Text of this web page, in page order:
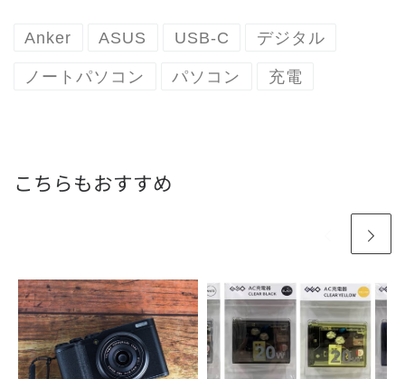
Anker ASUS USB-C デジタル
ノートパソコン パソコン 充電
こちらもおすすめ